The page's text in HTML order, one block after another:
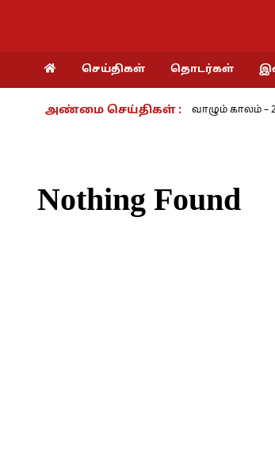
செய்திகள் தொடர்கள்
அண்மை செய்திகள் :
- அ.ராமசாமி நாம் வாழும் காலம் – 27 :
Nothing Found